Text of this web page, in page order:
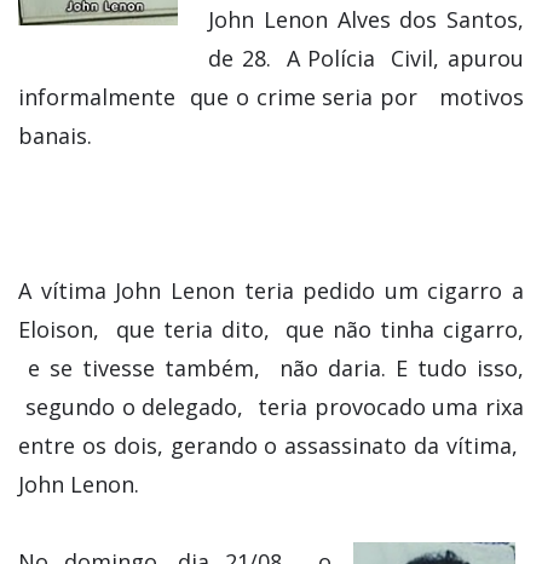
John Lenon Alves dos Santos,
de 28. A Polícia Civil, apurou
informalmente que o crime seria por motivos
banais.
A vítima John Lenon teria pedido um cigarro a
Eloison, que teria dito, que não tinha cigarro,
e se tivesse também, não daria. E tudo isso,
segundo o delegado, teria provocado uma rixa
entre os dois, gerando o assassinato da vítima,
John Lenon.